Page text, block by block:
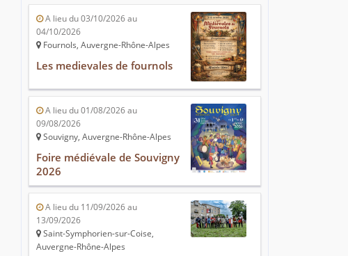
A lieu du 03/10/2026 au
04/10/2026
Fournols, Auvergne-Rhône-Alpes
Les medievales de fournols
A lieu du 01/08/2026 au
09/08/2026
Souvigny, Auvergne-Rhône-Alpes
Foire médiévale de Souvigny
2026
A lieu du 11/09/2026 au
13/09/2026
Saint-Symphorien-sur-Coise,
Auvergne-Rhône-Alpes